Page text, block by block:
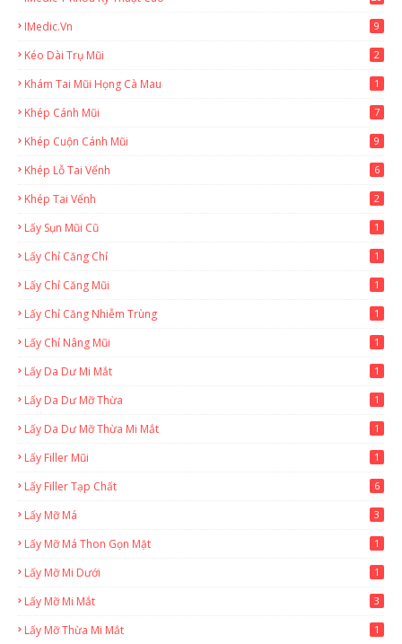
IMedic.vn 9
Kéo Dài Trụ Mũi 2
Khám Tai Mũi Họng Cà Mau 1
Khép Cánh Mũi 7
Khép Cuộn Cánh Mũi 9
Khép Lỗ Tai Vểnh 6
Khép Tai Vểnh 2
Lấy Sụn Mũi Cũ 1
Lấy Chỉ Căng Chỉ 1
Lấy Chỉ Căng Mũi 1
Lấy Chỉ Căng Nhiễm Trùng 1
Lấy Chỉ Nâng Mũi 1
Lấy Da Dư Mi Mắt 1
Lấy Da Dư Mỡ Thừa 1
Lấy Da Dư Mỡ Thừa Mi Mắt 1
Lấy Filler Mũi 1
Lấy Filler Tạp Chất 6
Lấy Mỡ Má 3
Lấy Mỡ Má Thon Gọn Mặt 1
Lấy Mỡ Mi Dưới 1
Lấy Mỡ Mi Mắt 3
Lấy Mỡ Thừa Mi Mắt 1